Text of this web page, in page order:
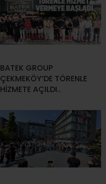
BATEK GROUP
ÇEKMEKÖY’DE TÖRENLE
HİZMETE AÇILDI..